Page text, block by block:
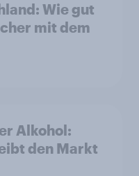
Wie gut
mit dem
Alkohol:
den Markt